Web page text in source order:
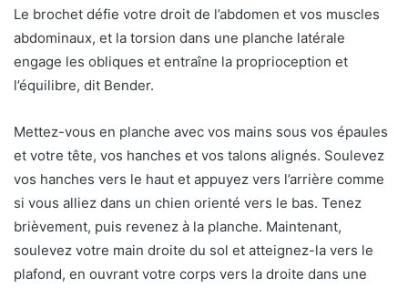
Le brochet défie votre droit de l’abdomen et vos muscles
abdominaux, et la torsion dans une planche latérale
engage les obliques et entraîne la proprioception et
l’équilibre, dit Bender.
Mettez-vous en planche avec vos mains sous vos épaules
et votre tête, vos hanches et vos talons alignés. Soulevez
vos hanches vers le haut et appuyez vers l’arrière comme
si vous alliez dans un chien orienté vers le bas. Tenez
brièvement, puis revenez à la planche. Maintenant,
soulevez votre main droite du sol et atteignez-la vers le
plafond, en ouvrant votre corps vers la droite dans une